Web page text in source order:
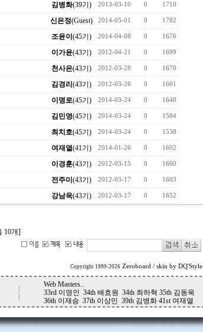
김병화(39기) 2013-03-10 0 1710
신은정(Guest) 2014-05-01 0 1782
조윤이 (45기) 2014-04-08 0 1676
이가윤(43기) 2012-04-21 0 1699
천사은(43기) 2012-03-28 0 1670
김경리 (43기) 2012-03-26 0 1601
이명로(45기) 2014-03-24 0 1648
김민영(45기) 2014-03-24 0 1584
최치호(45기) 2014-03-24 0 1538
여재열(41기) 2014-01-26 0 1602
이경훈(43기) 2012-03-15 0 1660
전주미 (43기) 2012-03-17 0 1603
강남욱(43기) 2012-03-17 0 1652
10개]
Copyright 1999-2026 Zeroboard / skin by DQ'Style
Web Masters..
33rd 이영인 34th 배효원 34th 최하혁 35th 김동욱
36th 이재승 37th 이상민 39th 김병화 41st 여재열